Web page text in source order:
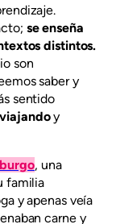
se enseña
distintos.
son
saber y
sentido
y
, una
familia
y apenas veía
carne y